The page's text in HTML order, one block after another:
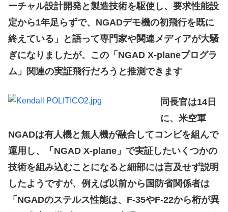
ーチャル設計開発と製造技術を駆使し、要求性能設
定から1年足らずで、NGADデモ機の初飛行を既に
終えている」と語って専門家や関連メディアが大騒
ぎになりましたが、この「NGAD X-planeプログラ
ム」関連の実証飛行だろうと推測できます
同長官は14日
に、米空軍
NGADは有人機と無人機が融合してコンビを組んで
運用し、「NGAD X-plane」で実証したいくつかの
技術を組み込むことになると細部には言及せず説明
したようですが、例えば以前から国防省関係者は
「NGADのステルス性能は、F-35やF-22から桁が異